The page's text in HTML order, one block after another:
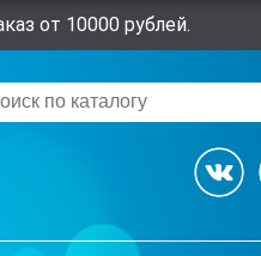
от 10000 рублей.